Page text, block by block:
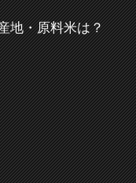
地・原料米は？